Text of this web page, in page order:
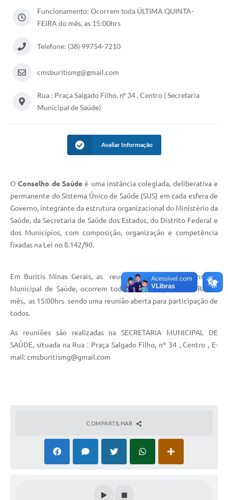
Funcionamento: Ocorrem toda ÚLTIMA QUINTA-
FEIRA do mês, as 15:00hrs
Telefone: (38) 99754-7210
cmsburitismg@gmail.com
Rua : Praça Salgado Filho, nº 34 , Centro ( Secretaria
Municipal de Saúde)
Avaliar Informação
OConselho de Saúde é uma instância colegiada, deliberativa e
permanente do Sistema Único de Saúde (SUS) em cada esfera de
Governo, integrante da estrutura organizacional do Ministério da
Saúde, da Secretaria de Saúde dos Estados, do Distrito Federal e
dos Municípios, com composição, organização e competência
fixadas na Lei no 8.142/90.
Em Buritis Minas Gerais, as reuniões ordinárias do Conselho
Municipal de Saúde, ocorrem toda ÚLTIMA QUINTA-FEIRA do
mês, as 15:00hrs sendo uma reunião aberta para participação de
todos.
As reuniões são realizadas na SECRETARIA MUNICIPAL DE
SAÚDE, situada na Rua : Praça Salgado Filho, nº 34 , Centro , E-
mail: cmsburitismg@gmail.com
COMPARTILHAR